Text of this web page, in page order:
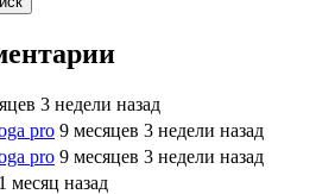
3 недели назад
pro 9 месяцев 3 недели назад
pro 9 месяцев 3 недели назад
месяц назад